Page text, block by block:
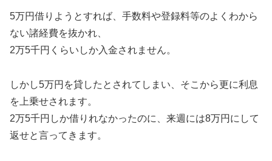
5万円借りようとすれば、手数料や登録料等のよくわから
ない諸経費を抜かれ、
2万5千円くらいしか入金されません。
しかし5万円を貸したとされてしまい、そこから更に利息
を上乗せされます。
2万5千円しか借りれなかったのに、来週には8万円にして
返せと言ってきます。